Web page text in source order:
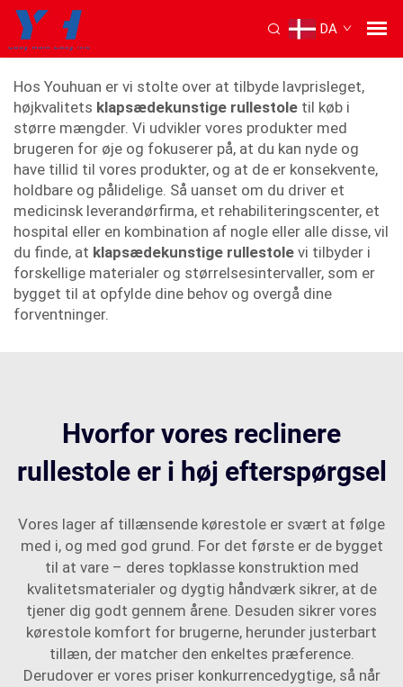
DA
reclinerende rullestol
Hos Youhuan er vi stolte over at tilbyde lavprisleget,
højkvalitets klapsædekunstige rullestole til køb i
større mængder. Vi udvikler vores produkter med
brugeren for øje og fokuserer på, at du kan nyde og
have tillid til vores produkter, og at de er konsekvente,
holdbare og pålidelige. Så uanset om du driver et
medicinsk leverandørfirma, et rehabiliteringscenter, et
hospital eller en kombination af nogle eller alle disse, vil
du finde, at klapsædekunstige rullestole vi tilbyder i
forskellige materialer og størrelsesintervaller, som er
bygget til at opfylde dine behov og overgå dine
forventninger.
Hvorfor vores reclinere
rullestole er i høj efterspørgsel
Vores lager af tillænsende kørestole er svært at følge
med i, og med god grund. For det første er de bygget
til at vare – deres topklasse konstruktion med
kvalitetsmaterialer og dygtig håndværk sikrer, at de
tjener dig godt gennem årene. Desuden sikrer vores
kørestole komfort for brugerne, herunder justerbart
tillæn, der matcher den enkeltes præference.
Derudover er vores priser konkurrencedygtige, så når